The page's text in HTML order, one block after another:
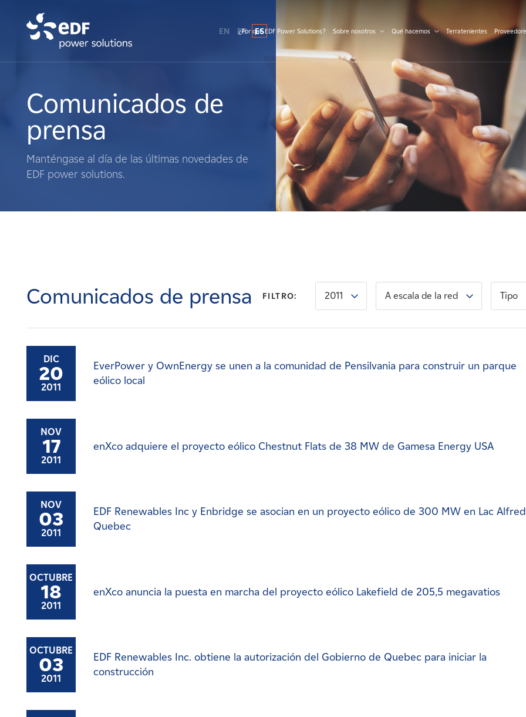
Qué hacemos
Terratenientes
Noticias
Afiliados
EN FR ES
¿Por qué EDF Power Solutions? Sobre nosotros Qué hacemos Terratenientes
Comunicados de
prensa
Manténgase al día de las últimas novedades de
EDF power solutions.
Comunicados de prensa FILTRO: 2011 A escala de la red Tipo
DIC
20
2011
EverPower y OwnEnergy se unen a la comunidad de Pensilvania para construir un parque
eólico local
NOV
17
2011
enXco adquiere el proyecto eólico Chestnut Flats de 38 MW de Gamesa Energy USA
NOV
03
2011
EDF Renewables Inc y Enbridge se asocian en un proyecto eólico de 300 MW en Lac
Quebec
OCTUBRE
18
2011
enXco anuncia la puesta en marcha del proyecto eólico Lakefield de 205,5 megavatios
OCTUBRE
03
2011
EDF Renewables Inc. obtiene la autorización del Gobierno de Quebec para iniciar la
construcción